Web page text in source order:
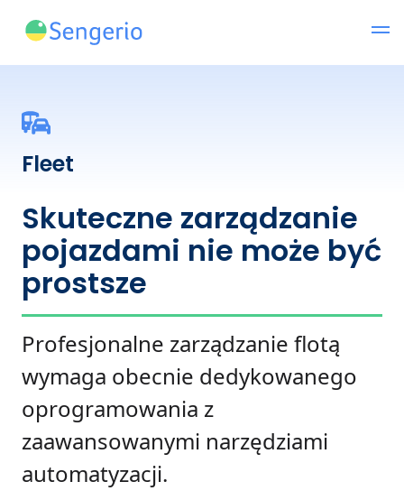
Fleet
Skuteczne zarządzanie
pojazdami nie może być
prostsze
Profesjonalne zarządzanie flotą
wymaga obecnie dedykowanego
oprogramowania z
zaawansowanymi narzędziami
automatyzacji.